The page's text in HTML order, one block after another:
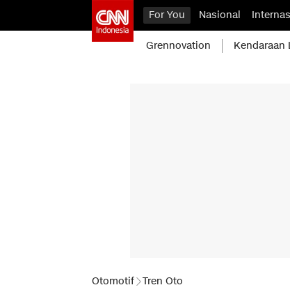
For You Nasional
Grennovation Kendaraan
Otomotif Tren Oto